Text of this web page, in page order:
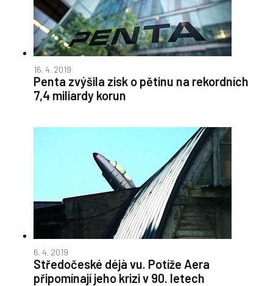
16. 4. 2019
Penta zvýšila zisk o pětinu na rekordních
7,4 miliardy korun
6. 4. 2019
Středočeské déjà vu. Potíže Aera
připomínají jeho krizi v 90. letech